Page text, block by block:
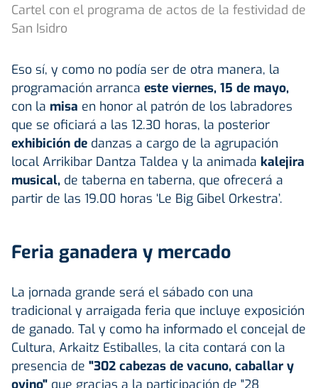
Cartel con el programa de actos de la festividad de
San Isidro
Eso sí, y como no podía ser de otra manera, la
programación arranca este viernes, 15 de mayo,
con la misa en honor al patrón de los labradores
que se oficiará a las 12.30 horas, la posterior
exhibición de danzas a cargo de la agrupación
local Arrikibar Dantza Taldea y la animada kalejira
musical, de taberna en taberna, que ofrecerá a
partir de las 19.00 horas ‘Le Big Gibel Orkestra’.
Feria ganadera y mercado
La jornada grande será el sábado con una
tradicional y arraigada feria que incluye exposición
de ganado. Tal y como ha informado el concejal de
Cultura, Arkaitz Estiballes, la cita contará con la
presencia de "302 cabezas de vacuno, caballar y
ovino" que gracias a la participación de "28